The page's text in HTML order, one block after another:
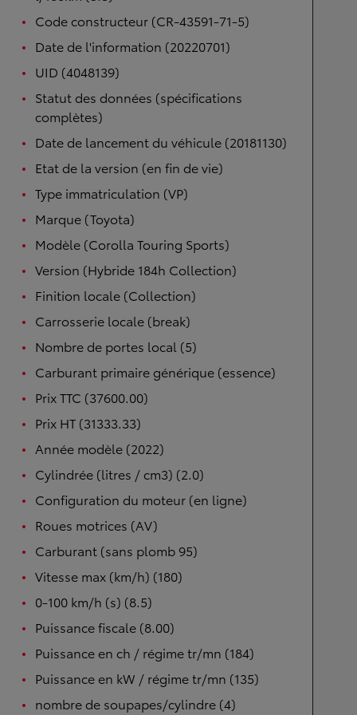
Code constructeur (CR-43591-71-5)
Date de l'information (20220701)
UID (4048139)
Statut des données (spécifications
complètes)
Date de lancement du véhicule (20181130)
Etat de la version (en fin de vie)
Type immatriculation (VP)
Marque (Toyota)
Modèle (Corolla Touring Sports)
Version (Hybride 184h Collection)
Finition locale (Collection)
Carrosserie locale (break)
Nombre de portes local (5)
Carburant primaire générique (essence)
Prix TTC (37600.00)
Prix HT (31333.33)
Année modèle (2022)
Cylindrée (litres / cm3) (2.0)
Configuration du moteur (en ligne)
Roues motrices (AV)
Carburant (sans plomb 95)
Vitesse max (km/h) (180)
0-100 km/h (s) (8.5)
Puissance fiscale (8.00)
Puissance en ch / régime tr/mn (184)
Puissance en kW / régime tr/mn (135)
nombre de soupapes/cylindre (4)